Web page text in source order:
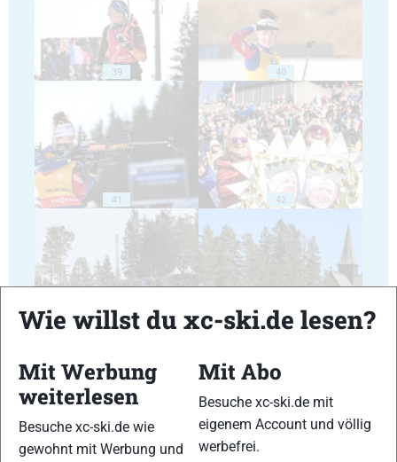
39 40
41 42
43 44
45
Wie willst du xc-ski.de lesen?
Mit Werbung
weiterlesen
Besuche xc-ski.de wie
gewohnt mit Werbung und
Mit Abo
Besuche xc-ski.de mit
eigenem Account und völlig
werbefrei.